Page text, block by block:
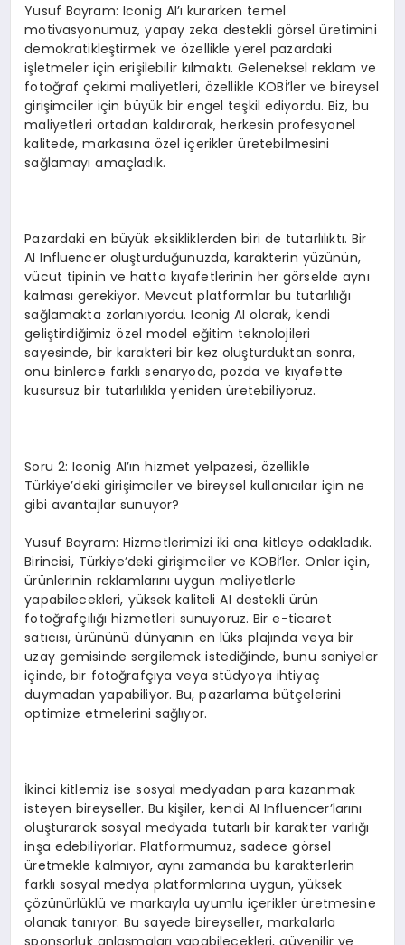
Yusuf Bayram: Iconig AI’ı kurarken temel
motivasyonumuz, yapay zeka destekli görsel üretimini
demokratikleştirmek ve özellikle yerel pazardaki
işletmeler için erişilebilir kılmaktı. Geleneksel reklam ve
fotoğraf çekimi maliyetleri, özellikle KOBİ’ler ve bireysel
girişimciler için büyük bir engel teşkil ediyordu. Biz, bu
maliyetleri ortadan kaldırarak, herkesin profesyonel
kalitede, markasına özel içerikler üretebilmesini
sağlamayı amaçladık.
Pazardaki en büyük eksikliklerden biri de tutarlılıktı. Bir
AI Influencer oluşturduğunuzda, karakterin yüzünün,
vücut tipinin ve hatta kıyafetlerinin her görselde aynı
kalması gerekiyor. Mevcut platformlar bu tutarlılığı
sağlamakta zorlanıyordu. Iconig AI olarak, kendi
geliştirdiğimiz özel model eğitim teknolojileri
sayesinde, bir karakteri bir kez oluşturduktan sonra,
onu binlerce farklı senaryoda, pozda ve kıyafette
kusursuz bir tutarlılıkla yeniden üretebiliyoruz.
Soru 2: Iconig AI’ın hizmet yelpazesi, özellikle
Türkiye’deki girişimciler ve bireysel kullanıcılar için ne
gibi avantajlar sunuyor?
Yusuf Bayram: Hizmetlerimizi iki ana kitleye odakladık.
Birincisi, Türkiye’deki girişimciler ve KOBİ’ler. Onlar için,
ürünlerinin reklamlarını uygun maliyetlerle
yapabilecekleri, yüksek kaliteli AI destekli ürün
fotoğrafçılığı hizmetleri sunuyoruz. Bir e-ticaret
satıcısı, ürününü dünyanın en lüks plajında veya bir
uzay gemisinde sergilemek istediğinde, bunu saniyeler
içinde, bir fotoğrafçıya veya stüdyoya ihtiyaç
duymadan yapabiliyor. Bu, pazarlama bütçelerini
optimize etmelerini sağlıyor.
İkinci kitlemiz ise sosyal medyadan para kazanmak
isteyen bireyseller. Bu kişiler, kendi AI Influencer’larını
oluşturarak sosyal medyada tutarlı bir karakter varlığı
inşa edebiliyorlar. Platformumuz, sadece görsel
üretmekle kalmıyor, aynı zamanda bu karakterlerin
farklı sosyal medya platformlarına uygun, yüksek
çözünürlüklü ve markayla uyumlu içerikler üretmesine
olanak tanıyor. Bu sayede bireyseller, markalarla
sponsorluk anlaşmaları yapabilecekleri, güvenilir ve